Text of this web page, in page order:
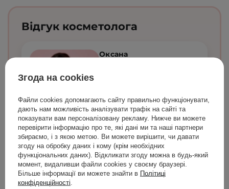
Відгук косметолога
Оксана
Я обожнюю починати свій день із цієї
сироватки. Вона швидко поглинається, не
залишаючи липкого шару, водночас зволожує
та покращує еластичність шкіри! Якщо ти
шукаєш продукт, який допоможе зберегти
молодість шкіри, ця сироватка стане чудовим
Згода на cookies
Файли cookies допомагають сайту правильно функціонувати,
дають нам можливість аналізувати трафік на сайті та
показувати вам персоналізовану рекламу. Нижче ви можете
перевірити інформацію про те, які дані ми та наші партнери
збираємо, і з якою метою. Ви можете вирішити, чи давати
згоду на обробку даних і кому (крім необхідних
функціональних даних). Відкликати згоду можна в будь-який
момент, видаливши файли cookies у своєму браузері.
Більше інформації ви можете знайти в Політиці
конфіденційності